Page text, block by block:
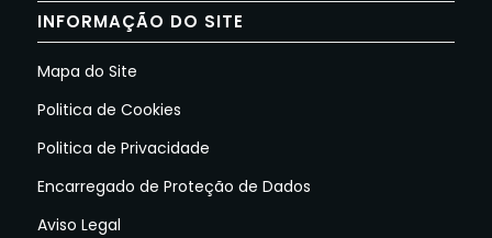
INFORMAÇÃO DO SITE
Mapa do Site
Politica de Cookies
Politica de Privacidade
Encarregado de Proteção de Dados
Aviso Legal